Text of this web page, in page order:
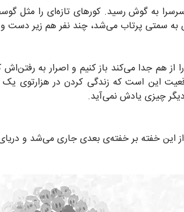
به گوش رسید. کورهای تازه‌ای را مثل
سمتی پرتاب می‌شد، چند نفر هم زیر دست و
را از هم جدا می‌کند باز کنیم و اصرار به
این است که زندگی کردن در هزارتوی یک
چیزی یادش نمی‌آید.
این خفته بر خفته‌ی بعدی جاری می‌شد و